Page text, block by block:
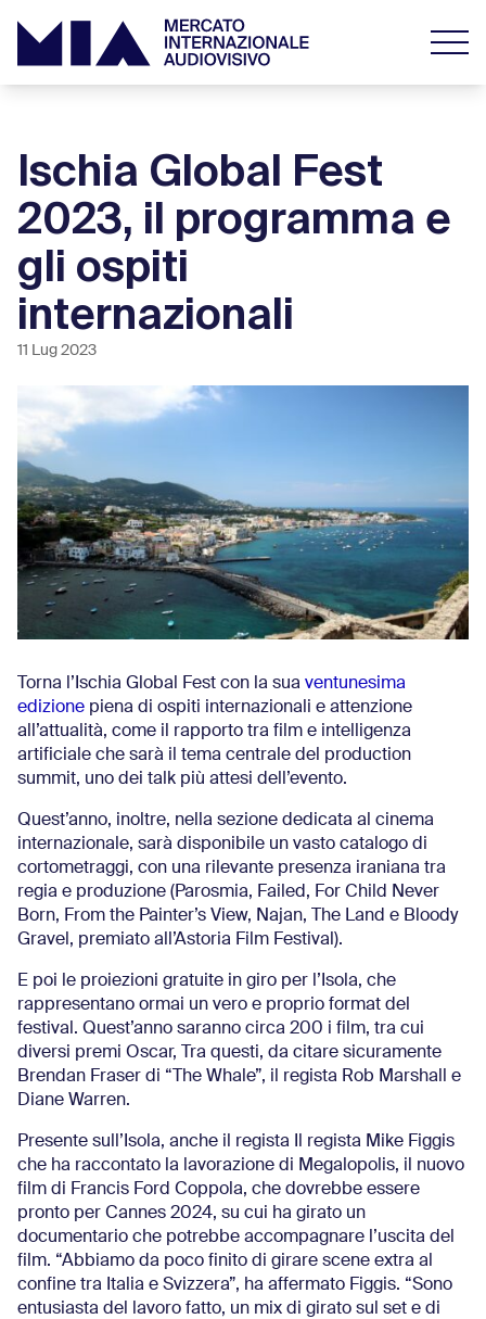
Ischia Global Fest
2023, il programma e
gli ospiti
internazionali
11 Lug 2023
Torna l’Ischia Global Fest con la sua ventunesima
edizione piena di ospiti internazionali e attenzione
all’attualità, come il rapporto tra film e intelligenza
artificiale che sarà il tema centrale del production
summit, uno dei talk più attesi dell’evento.
Quest’anno, inoltre, nella sezione dedicata al cinema
internazionale, sarà disponibile un vasto catalogo di
cortometraggi, con una rilevante presenza iraniana tra
regia e produzione (Parosmia, Failed, For Child Never
Born, From the Painter’s View, Najan, The Land e Bloody
Gravel, premiato all’Astoria Film Festival).
E poi le proiezioni gratuite in giro per l’Isola, che
rappresentano ormai un vero e proprio format del
festival. Quest’anno saranno circa 200 i film, tra cui
diversi premi Oscar, Tra questi, da citare sicuramente
Brendan Fraser di “The Whale”, il regista Rob Marshall e
Diane Warren.
Presente sull’Isola, anche il regista Il regista Mike Figgis
che ha raccontato la lavorazione di Megalopolis, il nuovo
film di Francis Ford Coppola, che dovrebbe essere
pronto per Cannes 2024, su cui ha girato un
documentario che potrebbe accompagnare l’uscita del
film. “Abbiamo da poco finito di girare scene extra al
confine tra Italia e Svizzera”, ha affermato Figgis. “Sono
entusiasta del lavoro fatto, un mix di girato sul set e di